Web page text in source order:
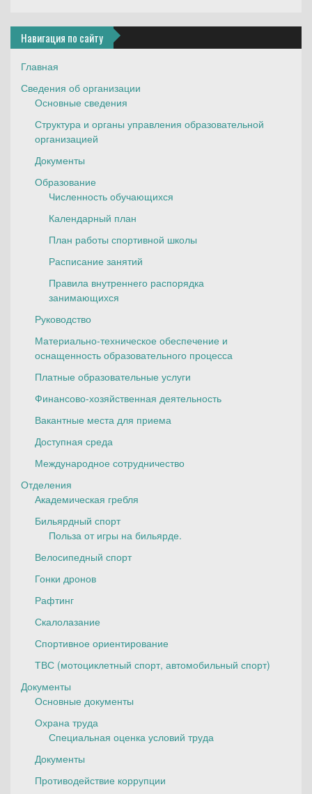
Навигация по сайту
Главная
Сведения об организации
Основные сведения
Структура и органы управления образовательной
организацией
Документы
Образование
Численность обучающихся
Календарный план
План работы спортивной школы
Расписание занятий
Правила внутреннего распорядка
занимающихся
Руководство
Материально-техническое обеспечение и
оснащенность образовательного процесса
Платные образовательные услуги
Финансово-хозяйственная деятельность
Вакантные места для приема
Доступная среда
Международное сотрудничество
Отделения
Академическая гребля
Бильярдный спорт
Польза от игры на бильярде.
Велосипедный спорт
Гонки дронов
Рафтинг
Скалолазание
Спортивное ориентирование
ТВС (мотоциклетный спорт, автомобильный спорт)
Документы
Основные документы
Охрана труда
Специальная оценка условий труда
Документы
Противодействие коррупции